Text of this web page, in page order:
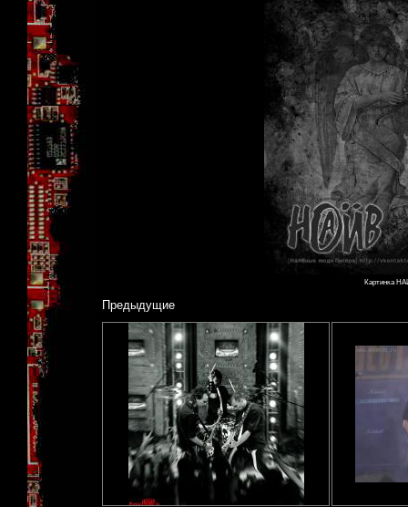
Картинка
Предыдущие